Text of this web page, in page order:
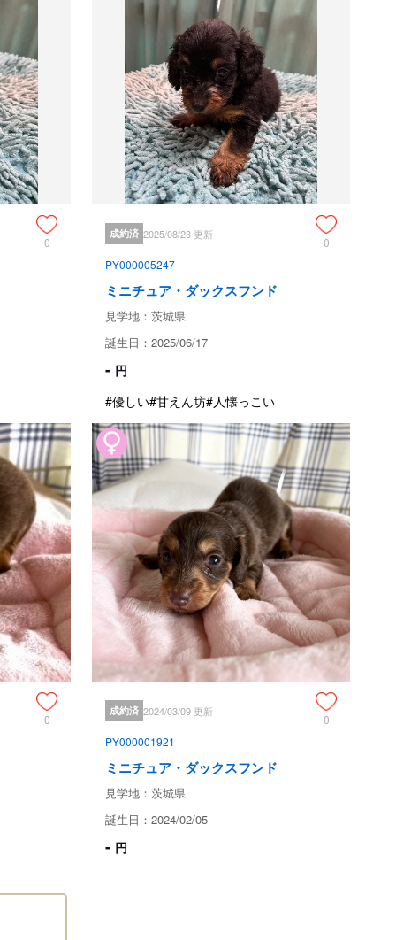
ですが
す！
子のように大切に育てています。
の愛情を注いで育ててくださる方をお待ちしております
査クリアです
お願い致します。
してご質問等ございましたらお気軽にお問い合わせくださ
虫等の駆除薬を投与し、健康状態が万全な状態でお待ちし
めお問い合わせができません。
含まれております。
犬が死亡した場合
を提供致します。
犬が死亡した場合
等・同犬種の子犬の提供、もしくは生体価格の半額を保
提出下さい。
害、または当店よりお引渡し時点ですでに感染をしていた
り死亡した場合です。
でお願い致します。
く、事前検査もないため、全く感染経路も分からず解明
0
成約済 2025/08/23 更新
0
PY000005247
ミニチュア・ダックスフンド
見学地：茨城県
誕生日：2025/06/17
- 円
#優しい#甘えん坊#人懐っこい
0
成約済 2024/03/09 更新
0
PY000001921
ミニチュア・ダックスフンド
見学地：茨城県
誕生日：2024/02/05
- 円